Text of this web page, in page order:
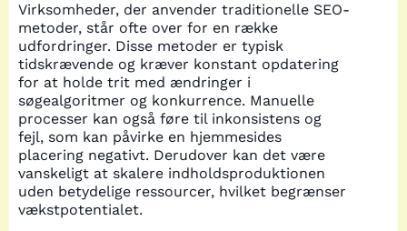
Virksomheder, der anvender traditionelle SEO-
metoder, står ofte over for en række
udfordringer. Disse metoder er typisk
tidskrævende og kræver konstant opdatering
for at holde trit med ændringer i
søgealgoritmer og konkurrence. Manuelle
processer kan også føre til inkonsistens og
fejl, som kan påvirke en hjemmesides
placering negativt. Derudover kan det være
vanskeligt at skalere indholdsproduktionen
uden betydelige ressourcer, hvilket begrænser
vækstpotentialet.